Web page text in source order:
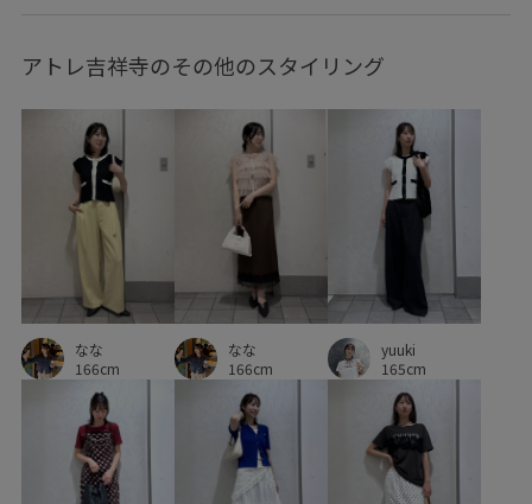
コットン コットン100% シャツ シャツ地
シャープ シワになりにくい シンプル
シンプルで使いやすい ジャケット スカート
スカーフ スタイルアップ ストラップ
セットアップ セットアップ対象商品
タイツ タック デイリーで活躍 トレンドカラー
ニュアンスがある ハリ感 バブーシュ パール
ビスチェ フォーマル ブラウス
ベルト ベーシック ペプラム ポインテッドトゥ
ポリエステル マニッシュ マーメイドスカート
アトレ吉祥寺のその他のスタイリング
なな
166cm
なな
166cm
yuuki
165cm